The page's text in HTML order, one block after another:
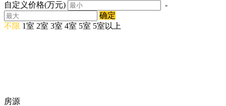
自定义价格(万元)
-
确定
不限 1室 2室 3室 4室 5室 5室以上
房源